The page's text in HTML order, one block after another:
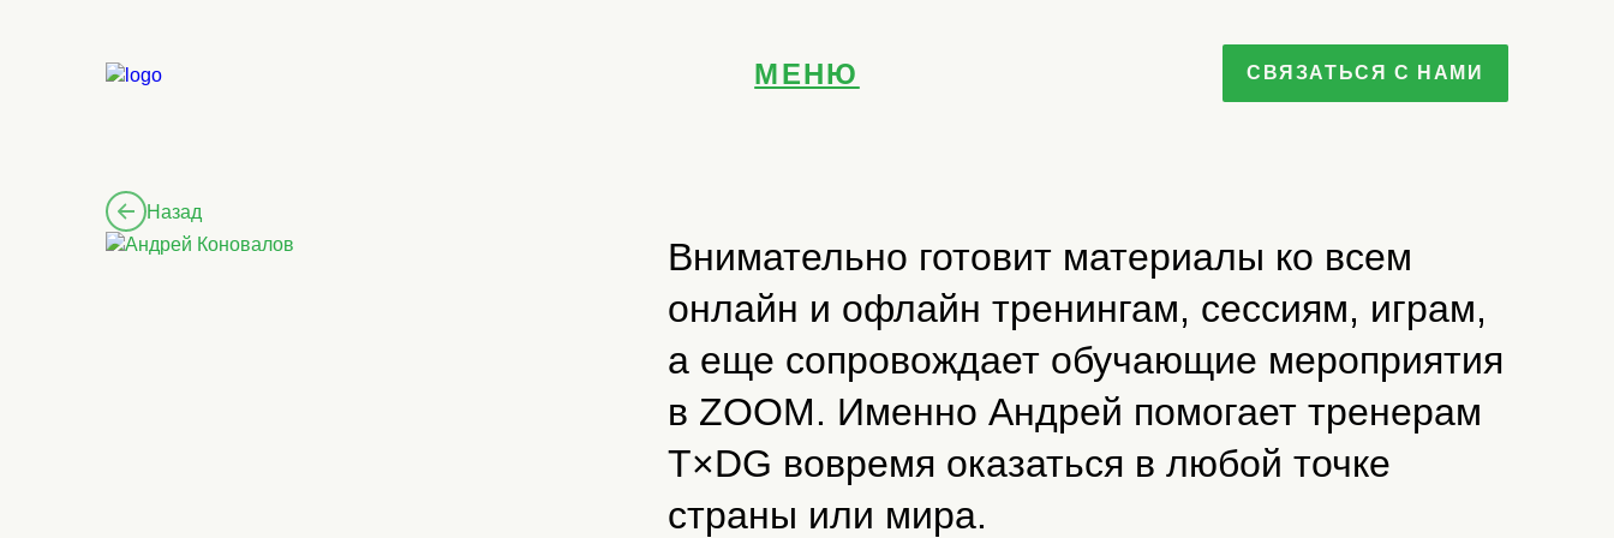
МЕНЮ
ПРОДАЖИ
СЕРВИС
ЛИЧНАЯ ЭФФЕКТИВНОСТЬ
УПРАВЛЕНИЕ
КЕЙСЫ
БЛОГ
КОМАНДА
СВЯЗАТЬСЯ С НАМИ
Назад
Внимательно готовит материалы ко всем
онлайн и офлайн тренингам, сессиям, играм,
а еще сопровождает обучающие мероприятия
в ZOOM. Именно Андрей помогает тренерам
T×DG вовремя оказаться в любой точке
страны или мира.